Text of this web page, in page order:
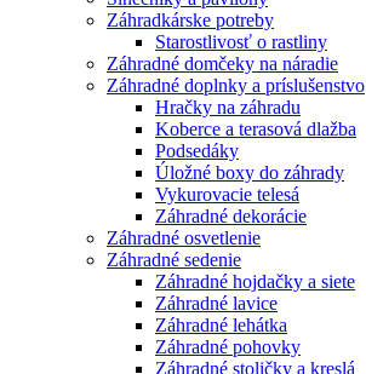
Záhradkárske potreby
Starostlivosť o rastliny
Záhradné domčeky na náradie
Záhradné doplnky a príslušenstvo
Hračky na záhradu
Koberce a terasová dlažba
Podsedáky
Úložné boxy do záhrady
Vykurovacie telesá
Záhradné dekorácie
Záhradné osvetlenie
Záhradné sedenie
Záhradné hojdačky a siete
Záhradné lavice
Záhradné lehátka
Záhradné pohovky
Záhradné stoličky a kreslá